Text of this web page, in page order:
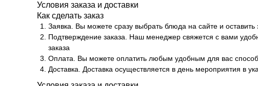
Условия заказа и доставки
Как сделать заказ
Заявка. Вы можете сразу выбрать блюда на сайте и
Подтверждение заказа. Наш менеджер свяжется с вами
заказа
Оплата. Вы можете оплатить любым удобным для вас
Доставка. Доставка осуществляется в день мероприятия в